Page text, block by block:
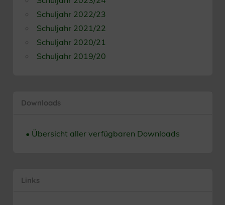
Schuljahr 2022/23
Schuljahr 2021/22
Schuljahr 2020/21
Schuljahr 2019/20
Downloads
• Übersicht aller verfügbaren Downloads
Links